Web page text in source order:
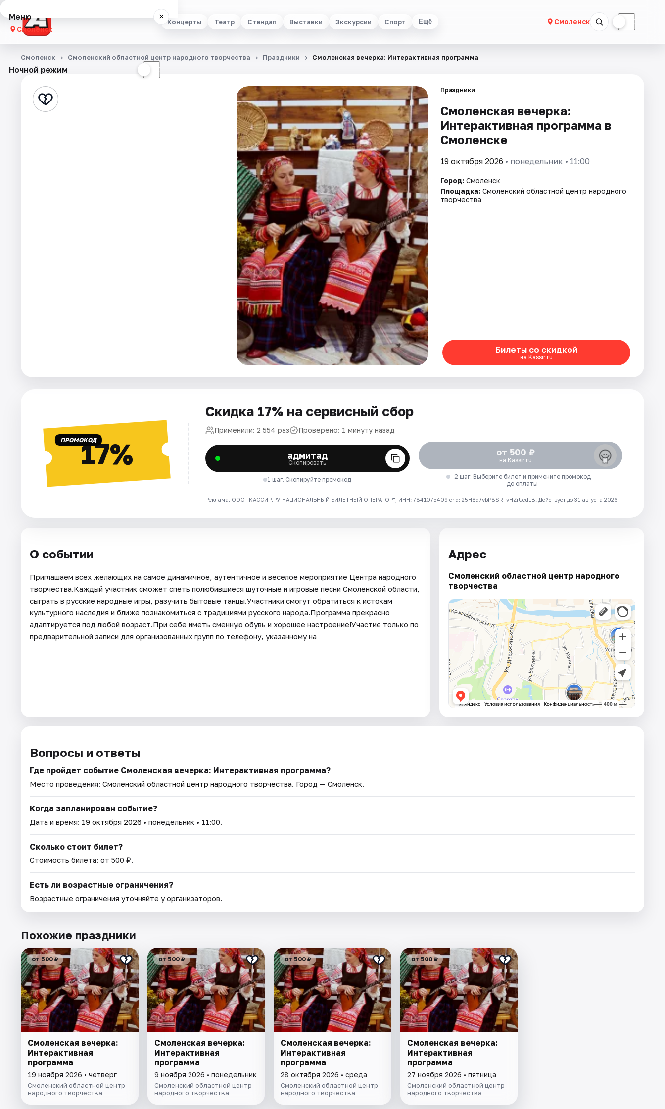
Концерты Театр Стендап Выставки Экскурсии Спорт Ещё Смоленск ☾
Меню ×
Смоленск
Концерты
Стендап
Ночной режим ☾
Смоленск Смоленский областной центр народного творчества Праздники Смоленская вечерка: Интерактивная программа
Праздники
Смоленская вечерка:
Интерактивная программа в
Смоленске
19 октября 2026 • понедельник • 11:00
Город: Смоленск
Площадка: Смоленский областной центр народного
творчества
Билеты со скидкой
на Kassir.ru
ПРОМОКОД17%
Скидка 17% на сервисный сбор
Применили: 2 554 раз Проверено: 1 минуту назад
адмитад
Скопировать
1 шаг. Скопируйте промокод
от 500 ₽
на Kassir.ru
2 шаг. Выберите билет и примените промокод
до оплаты
Реклама. ООО "КАССИР.РУ-НАЦИОНАЛЬНЫЙ БИЛЕТНЫЙ ОПЕРАТОР", ИНН: 7841075409 erid: 25H8d7vbP8SRTvHZrUcdLB. Действует до 31 августа 2026
О событии
Приглашаем всех желающих на самое динамичное, аутентичное и веселое мероприятие Центра народного
творчества.Каждый участник сможет спеть полюбившиеся шуточные и игровые песни Смоленской области,
сыграть в русские народные игры, разучить бытовые танцы.Участники смогут обратиться к истокам
культурного наследия и ближе познакомиться с традициями русского народа.Программа прекрасно
адаптируется под любой возраст.При себе иметь сменную обувь и хорошее настроение!Участие только по
предварительной записи для организованных групп по телефону, указанному на
Адрес
Смоленский областной центр народного
творчества
Вопросы и ответы
Где пройдет событие Смоленская вечерка: Интерактивная программа?
Место проведения: Смоленский областной центр народного творчества. Город — Смоленск.
Когда запланирован событие?
Дата и время: 19 октября 2026 • понедельник • 11:00.
Сколько стоит билет?
Стоимость билета: от 500 ₽.
Есть ли возрастные ограничения?
Возрастные ограничения уточняйте у организаторов.
Похожие праздники
от 500 ₽
Смоленская вечерка:
Интерактивная
программа
19 ноября 2026 • четверг
Смоленский областной центр
народного творчества
от 500 ₽
Смоленская вечерка:
Интерактивная
программа
9 ноября 2026 • понедельник
Смоленский областной центр
народного творчества
от 500 ₽
Смоленская вечерка:
Интерактивная
программа
28 октября 2026 • среда
Смоленский областной центр
народного творчества
от 500 ₽
Смоленская вечерка:
Интерактивная
программа
27 ноября 2026 • пятница
Смоленский областной центр
народного творчества